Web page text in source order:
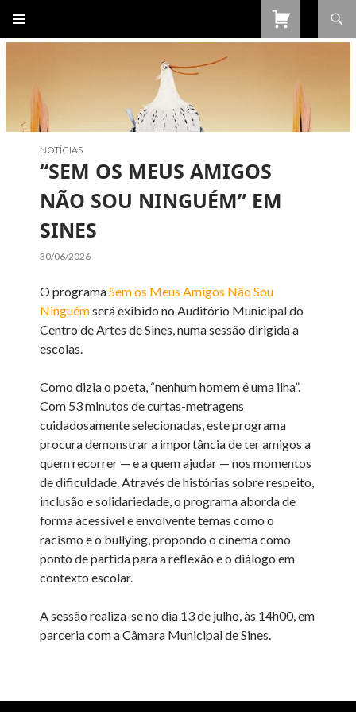
PARA
NOTÍCIAS
“SEM OS MEUS AMIGOS
NÃO SOU NINGUÉM” EM
SINES
30/06/2026
O programaSem os Meus Amigos Não Sou
Ninguémserá exibido no Auditório Municipal do
Centro de Artes de Sines, numa sessão dirigida a
escolas.
Como dizia o poeta, “nenhum homem é uma ilha”.
Com 53 minutos de curtas-metragens
cuidadosamente selecionadas, este programa
procura demonstrar a importância de ter amigos a
quem recorrer — e a quem ajudar — nos momentos
de dificuldade. Através de histórias sobre respeito,
inclusão e solidariedade, o programa aborda de
forma acessível e envolvente temas como o
racismo e o bullying, propondo o cinema como
ponto de partida para a reflexão e o diálogo em
contexto escolar.
A sessão realiza-se no dia 13 de julho, às 14h00, em
parceria com a Câmara Municipal de Sines.